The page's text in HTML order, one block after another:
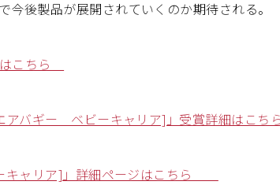
今後製品が展開されていくのか期待される。
こちら
アバギー ベビーキャリア]」受賞詳細はこち
キャリア]」詳細ページはこちら